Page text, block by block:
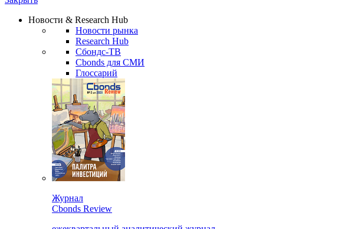
Надстройка XLS
Сбондс Люди
Новости & Research Hub
Новости рынка
Research Hub
Сбондс-ТВ
Cbonds для СМИ
Глоссарий